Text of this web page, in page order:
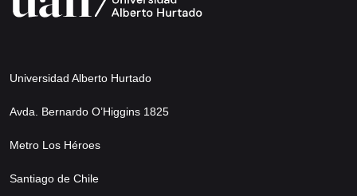
Universidad Alberto Hurtado
Avda. Bernardo O’Higgins 1825
Metro Los Héroes
Santiago de Chile